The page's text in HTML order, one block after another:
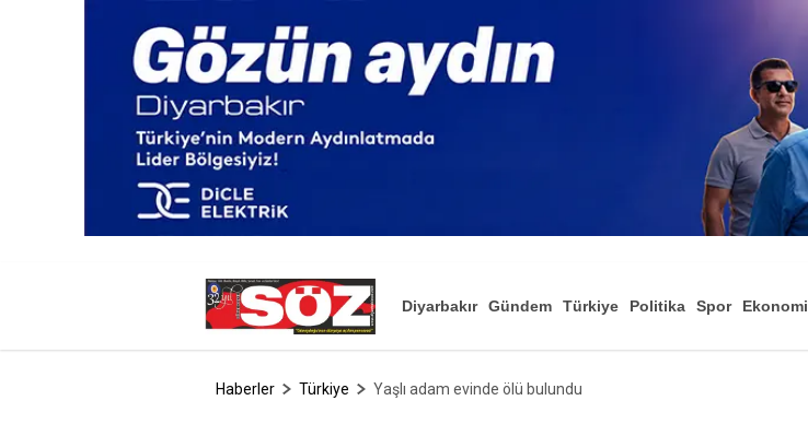
Diyarbakır Gündem Türkiye Politika Spor Ekonomi
Haberler Türkiye Yaşlı adam evinde ölü bulundu